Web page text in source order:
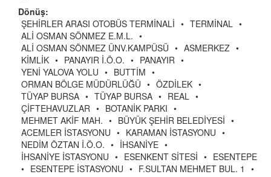
Dönüş:
ŞEHİRLER ARASI OTOBÜS TERMİNALİ • TERMİNAL •
ALİ OSMAN SÖNMEZ E.M.L. •
ALİ OSMAN SÖNMEZ ÜNV.KAMPÜSÜ • ASMERKEZ •
KİMLİK • PANAYIR İ.Ö.O. • PANAYIR •
YENİ YALOVA YOLU • BUTTİM •
ORMAN BÖLGE MÜDÜRLÜĞÜ • ÖZDİLEK •
TÜYAP BURSA • TÜYAP BURSA • REAL •
ÇİFTEHAVUZLAR • BOTANİK PARKI •
MEHMET AKİF MAH. • BÜYÜK ŞEHİR BELEDİYESİ •
ACEMLER İSTASYONU • KARAMAN İSTASYONU •
NEDİM ÖZTAN İ.Ö.O. • İHSANİYE •
İHSANİYE İSTASYONU • ESENKENT SİTESİ • ESENTEPE
• ESENTEPE İSTASYONU • F.SULTAN MEHMET BUL. 1
•